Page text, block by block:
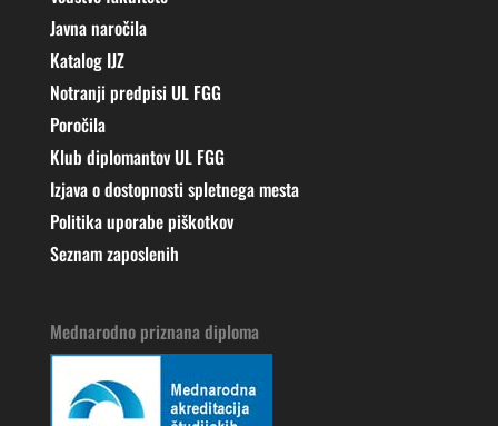
Javna naročila
Katalog IJZ
Notranji predpisi UL FGG
Poročila
Klub diplomantov UL FGG
Izjava o dostopnosti spletnega mesta
Politika uporabe piškotkov
Seznam zaposlenih
Mednarodno priznana diploma